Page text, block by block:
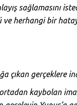
sağlamasını
herhangi bir
çıkan gerçeklere
kaybolan